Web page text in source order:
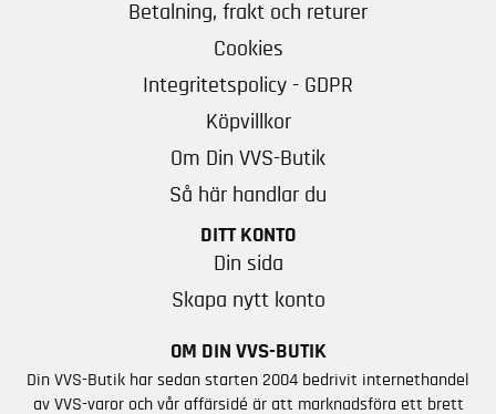
Betalning, frakt och returer
Cookies
Integritetspolicy - GDPR
Köpvillkor
Om Din VVS-Butik
Så här handlar du
DITT KONTO
Din sida
Skapa nytt konto
OM DIN VVS-BUTIK
Din VVS-Butik har sedan starten 2004 bedrivit internethandel
av VVS-varor och vår affärsidé är att marknadsföra ett brett